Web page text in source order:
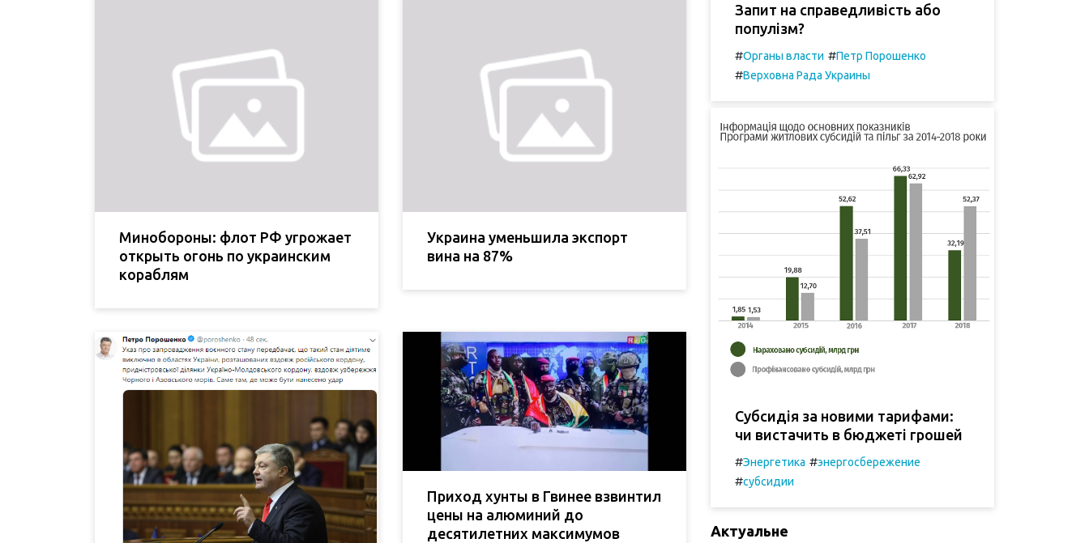
Минобороны: флот РФ угрожает
открыть огонь по украинским
кораблям
Украина уменьшила экспорт
вина на 87%
Приход хунты в Гвинее взвинтил
цены на алюминий до
десятилетних максимумов
Запит на справедливість або
популізм?
#Органы власти #Петр Порошенко
#Верховна Рада Украины
Субсидія за новими тарифами:
чи вистачить в бюджеті грошей
#Энергетика #энергосбережение
#субсидии
Актуальне